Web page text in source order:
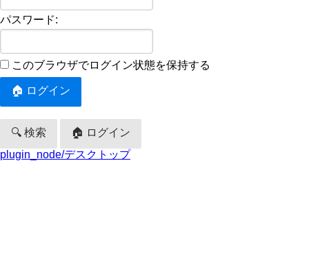
パスワード:
このブラウザでログイン状態を保持する
🔍 検索
🏠 ログイン
plugin_node/デスクトップ